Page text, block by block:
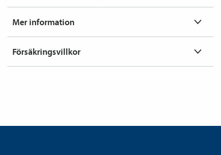
Mer information
Försäkringsvillkor